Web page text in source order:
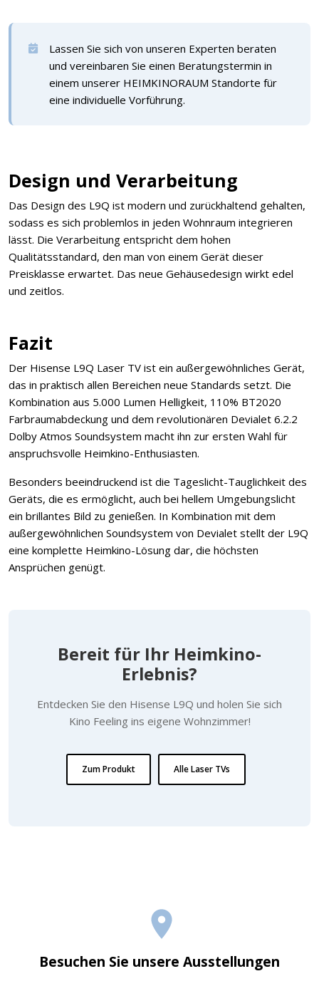
Lassen Sie sich von unseren Experten beraten
und vereinbaren Sie einen Beratungstermin in
einem unserer HEIMKINORAUM Standorte für
eine individuelle Vorführung.
Design und Verarbeitung
Das Design des L9Q ist modern und zurückhaltend gehalten,
sodass es sich problemlos in jeden Wohnraum integrieren
lässt. Die Verarbeitung entspricht dem hohen
Qualitätsstandard, den man von einem Gerät dieser
Preisklasse erwartet. Das neue Gehäusedesign wirkt edel
und zeitlos.
Fazit
Der Hisense L9Q Laser TV ist ein außergewöhnliches Gerät,
das in praktisch allen Bereichen neue Standards setzt. Die
Kombination aus 5.000 Lumen Helligkeit, 110% BT2020
Farbraumabdeckung und dem revolutionären Devialet 6.2.2
Dolby Atmos Soundsystem macht ihn zur ersten Wahl für
anspruchsvolle Heimkino-Enthusiasten.
Besonders beeindruckend ist die Tageslicht-Tauglichkeit des
Geräts, die es ermöglicht, auch bei hellem Umgebungslicht
ein brillantes Bild zu genießen. In Kombination mit dem
außergewöhnlichen Soundsystem von Devialet stellt der L9Q
eine komplette Heimkino-Lösung dar, die höchsten
Ansprüchen genügt.
Bereit für Ihr Heimkino-
Erlebnis?
Entdecken Sie den Hisense L9Q und holen Sie sich
Kino Feeling ins eigene Wohnzimmer!
Zum Produkt Alle Laser TVs
Besuchen Sie unsere Ausstellungen